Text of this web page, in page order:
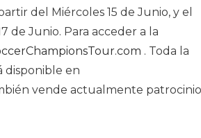
del Miércoles 15 de Junio, y el
de Junio. Para acceder a la
. Toda la
disponible en
vende actualmente patrocinio